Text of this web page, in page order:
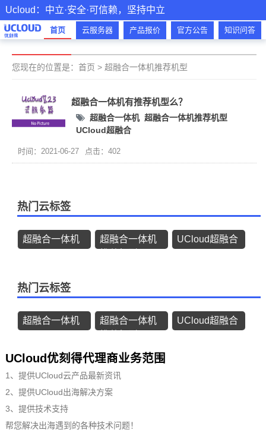
Ucloud：中立·安全·可信赖，坚持中立
首页 云服务器 产品报价 官方公告 知识问答
您现在的位置是： 首页 > 超融合一体机推荐机型
超融合一体机有推荐机型么？
超融合一体机 超融合一体机推荐机型
UCloud超融合
时间：2021-06-27 点击：402
热门云标签
超融合一体机
超融合一体机
UCloud超融合
热门云标签
超融合一体机
超融合一体机
UCloud超融合
UCloud优刻得代理商业务范围
1、提供UCloud云产品最新资讯
2、提供UCloud出海解决方案
3、提供技术支持
帮您解决出海遇到的各种技术问题！